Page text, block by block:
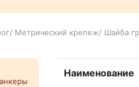
/ Метрический крепеж/ Шайба
Наименование